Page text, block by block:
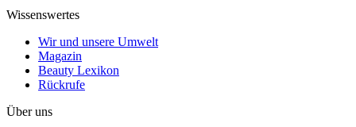
Wissenswertes
Wir und unsere Umwelt
Magazin
Beauty Lexikon
Rückrufe
Über uns